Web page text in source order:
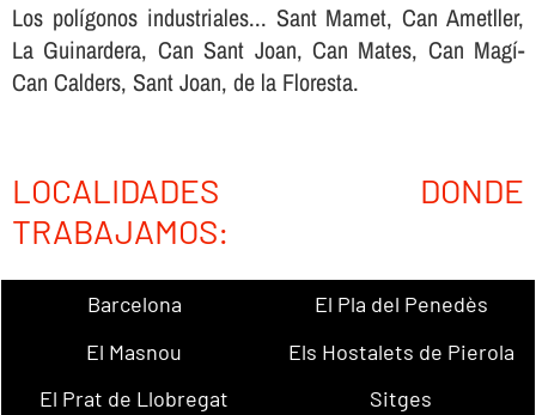
Los polígonos industriales... Sant Mamet, Can Ametller,
La Guinardera, Can Sant Joan, Can Mates, Can Magí-
Can Calders, Sant Joan, de la Floresta.
LOCALIDADES DONDE
TRABAJAMOS:
Barcelona
El Pla del Penedès
El Masnou
Els Hostalets de Pierola
El Prat de Llobregat
Sitges